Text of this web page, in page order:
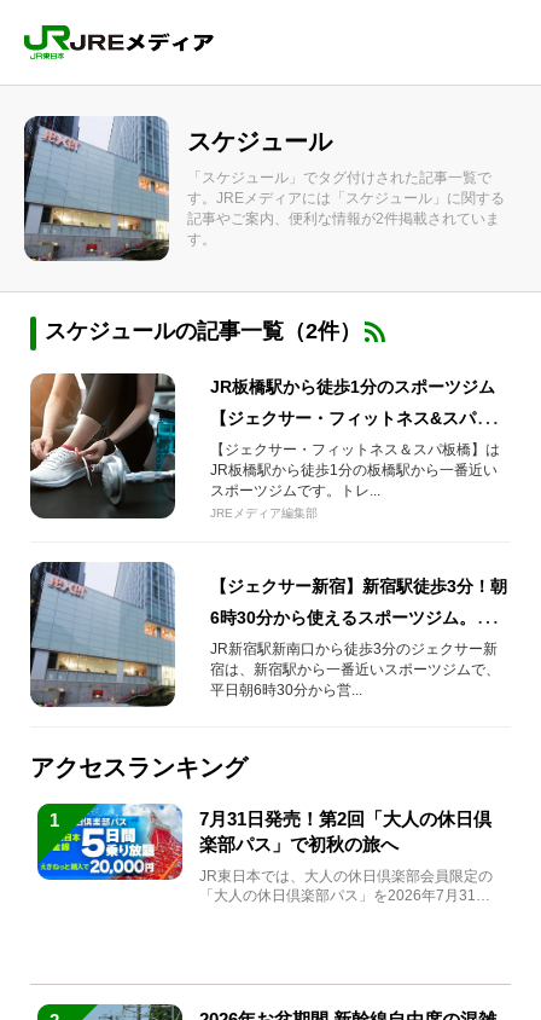
スケジュール
「スケジュール」でタグ付けされた記事一覧で
す。JREメディアには「スケジュール」に関する
記事やご案内、便利な情報が2件掲載されていま
す。
スケジュールの記事一覧（2件）
JR板橋駅から徒歩1分のスポーツジム
【ジェクサー・フィットネス&スパ板
橋】ダイエット・運動不足解消やサウ
ナも
【ジェクサー・フィットネス＆スパ板橋】は
JR板橋駅から徒歩1分の板橋駅から一番近い
スポーツジムです。トレ...
JREメディア編集部
【ジェクサー新宿】新宿駅徒歩3分！朝
6時30分から使えるスポーツジム。朝サ
ウナ・朝ヨガ・朝トレーニング・朝プ
ールも！
JR新宿駅新南口から徒歩3分のジェクサー新
宿は、新宿駅から一番近いスポーツジムで、
平日朝6時30分から営...
アクセスランキング
1
7月31日発売！第2回「大人の休日倶
楽部パス」で初秋の旅へ
JR東日本では、大人の休日倶楽部会員限定の
「大人の休日倶楽部パス」を2026年7月31日